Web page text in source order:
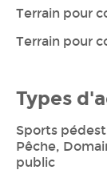
Terrain pour
Terrain pour
Types
Sports
Pêche,
public